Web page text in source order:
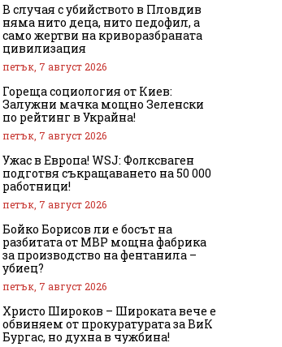
В случая с убийството в Пловдив
няма нито деца, нито педофил, а
само жертви на криворазбраната
цивилизация
петък, 7 август 2026
Гореща социология от Киев:
Залужни мачка мощно Зеленски
по рейтинг в Украйна!
петък, 7 август 2026
Ужас в Европа! WSJ: Фолксваген
подготвя съкращаването на 50 000
работници!
петък, 7 август 2026
Бойко Борисов ли е босът на
разбитата от МВР мощна фабрика
за производство на фентанила –
убиец?
петък, 7 август 2026
Христо Широков – Широката вече е
обвиняем от прокуратурата за ВиК
Бургас, но духна в чужбина!